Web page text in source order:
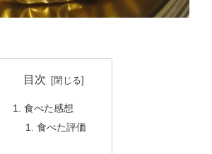
目次
食べた感想
食べた評価